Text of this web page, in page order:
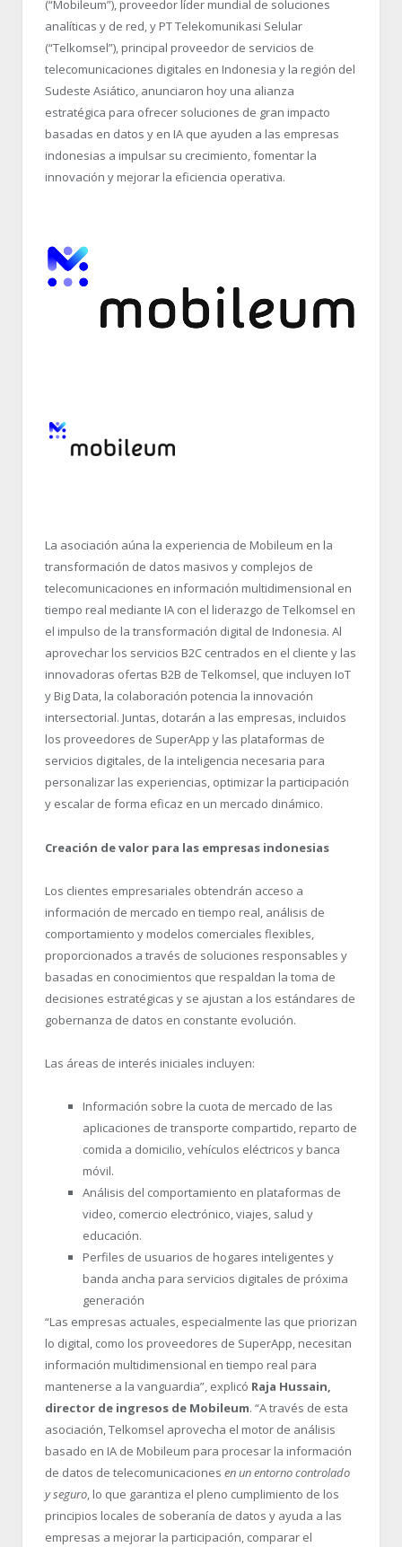
(“Mobileum”), proveedor líder mundial de soluciones
analíticas y de red, y PT Telekomunikasi Selular
(“Telkomsel”), principal proveedor de servicios de
telecomunicaciones digitales en Indonesia y la región del
Sudeste Asiático, anunciaron hoy una alianza
estratégica para ofrecer soluciones de gran impacto
basadas en datos y en IA que ayuden a las empresas
indonesias a impulsar su crecimiento, fomentar la
innovación y mejorar la eficiencia operativa.
La asociación aúna la experiencia de Mobileum en la
transformación de datos masivos y complejos de
telecomunicaciones en información multidimensional en
tiempo real mediante IA con el liderazgo de Telkomsel en
el impulso de la transformación digital de Indonesia. Al
aprovechar los servicios B2C centrados en el cliente y las
innovadoras ofertas B2B de Telkomsel, que incluyen IoT
y Big Data, la colaboración potencia la innovación
intersectorial. Juntas, dotarán a las empresas, incluidos
los proveedores de SuperApp y las plataformas de
servicios digitales, de la inteligencia necesaria para
personalizar las experiencias, optimizar la participación
y escalar de forma eficaz en un mercado dinámico.
Creación de valor para las empresas indonesias
Los clientes empresariales obtendrán acceso a
información de mercado en tiempo real, análisis de
comportamiento y modelos comerciales flexibles,
proporcionados a través de soluciones responsables y
basadas en conocimientos que respaldan la toma de
decisiones estratégicas y se ajustan a los estándares de
gobernanza de datos en constante evolución.
Las áreas de interés iniciales incluyen:
Información sobre la cuota de mercado de las
aplicaciones de transporte compartido, reparto de
comida a domicilio, vehículos eléctricos y banca
móvil.
Análisis del comportamiento en plataformas de
video, comercio electrónico, viajes, salud y
educación.
Perfiles de usuarios de hogares inteligentes y
banda ancha para servicios digitales de próxima
generación
“Las empresas actuales, especialmente las que priorizan
lo digital, como los proveedores de SuperApp, necesitan
información multidimensional en tiempo real para
mantenerse a la vanguardia”, explicó Raja Hussain,
director de ingresos de Mobileum. “A través de esta
asociación, Telkomsel aprovecha el motor de análisis
basado en IA de Mobileum para procesar la información
de datos de telecomunicaciones en un entorno controlado
y seguro, lo que garantiza el pleno cumplimiento de los
principios locales de soberanía de datos y ayuda a las
empresas a mejorar la participación, comparar el